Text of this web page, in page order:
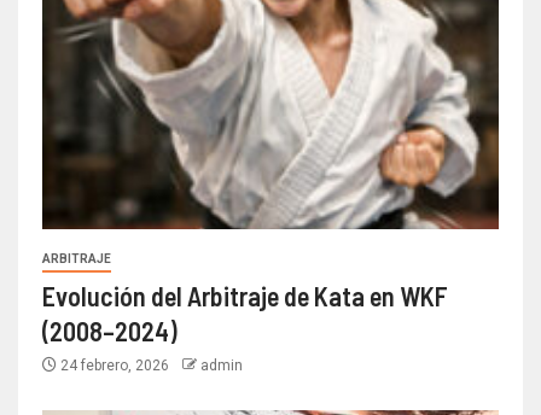
ARBITRAJE
Evolución del Arbitraje de Kata en WKF
(2008–2024)
24 febrero, 2026 admin